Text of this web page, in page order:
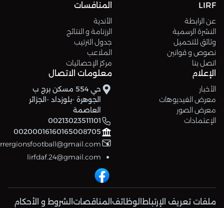
LIRF
عن الرابطة
النشرة الرسمية
وثائق للتحميل
نصوص و قوانين
اتصل بنا
المنافسات
الأندية
الرزنامة و النتائج
جدول الترتيب
الملاعب
مركز الإحصائيات
الإعلام
الأخبار
معرض الفيديوهات
معرض الصور
الإعتمادات
معلومات الاتصال
حي 554 مسكن برج ب
الجوهرة -بلوزداد -الجزائر
العاصمة
00213023511101
00200016160165008705
lirfdaf.24@gmail.com
ملفات تعريف الإرتباط الوظائف المناقصات الشروط و الأحكام